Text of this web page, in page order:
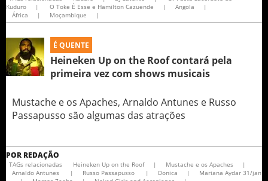
Kuduro
| O Toke É Esse e Hamilton Cazuende | Angola
|
África
| Moçambique |
É QUENTE
Heineken Up on the Roof contará pela
primeira vez com shows musicais
Mustache e os Apaches, Arnaldo Antunes e Russo
Passapusso são algumas das atrações
POR REDAÇÃO
TAGs relacionadas Heineken Up on the Roof | Mustache e os Apaches
|
Arnaldo Antunes
| Russo Passapusso | Donica |
Mariana Aydar 31/jan